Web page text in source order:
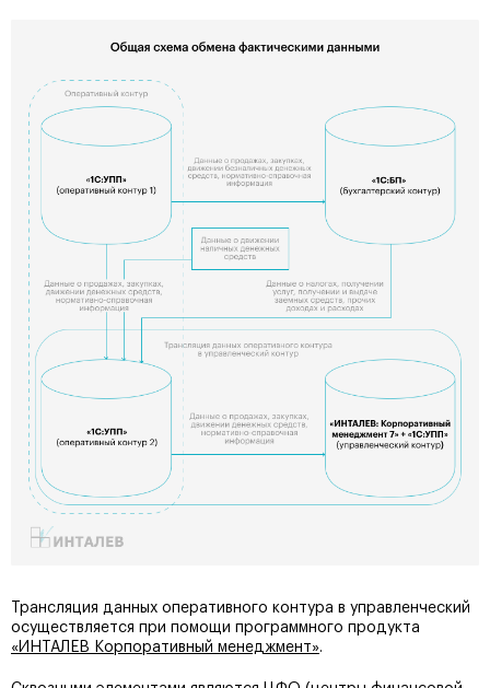
Трансляция данных оперативного контура в управленческий
осуществляется при помощи программного продукта
«ИНТАЛЕВ Корпоративный менеджмент».